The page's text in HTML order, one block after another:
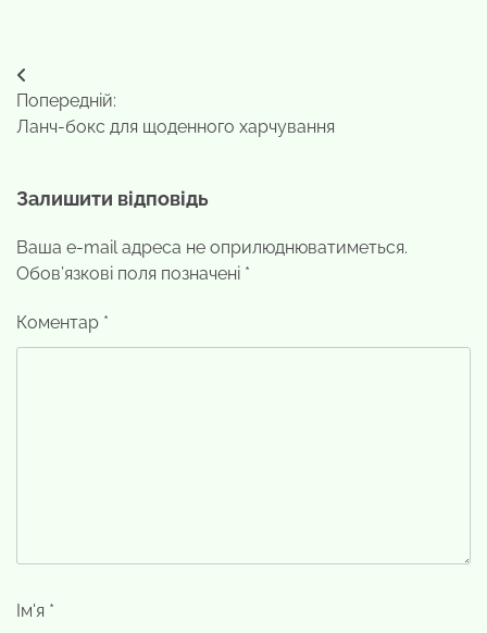
Навігація
записів
Попередній:
Ланч-бокс для щоденного харчування
Залишити відповідь
Ваша e-mail адреса не оприлюднюватиметься.
Обов’язкові поля позначені *
Коментар *
Ім'я *